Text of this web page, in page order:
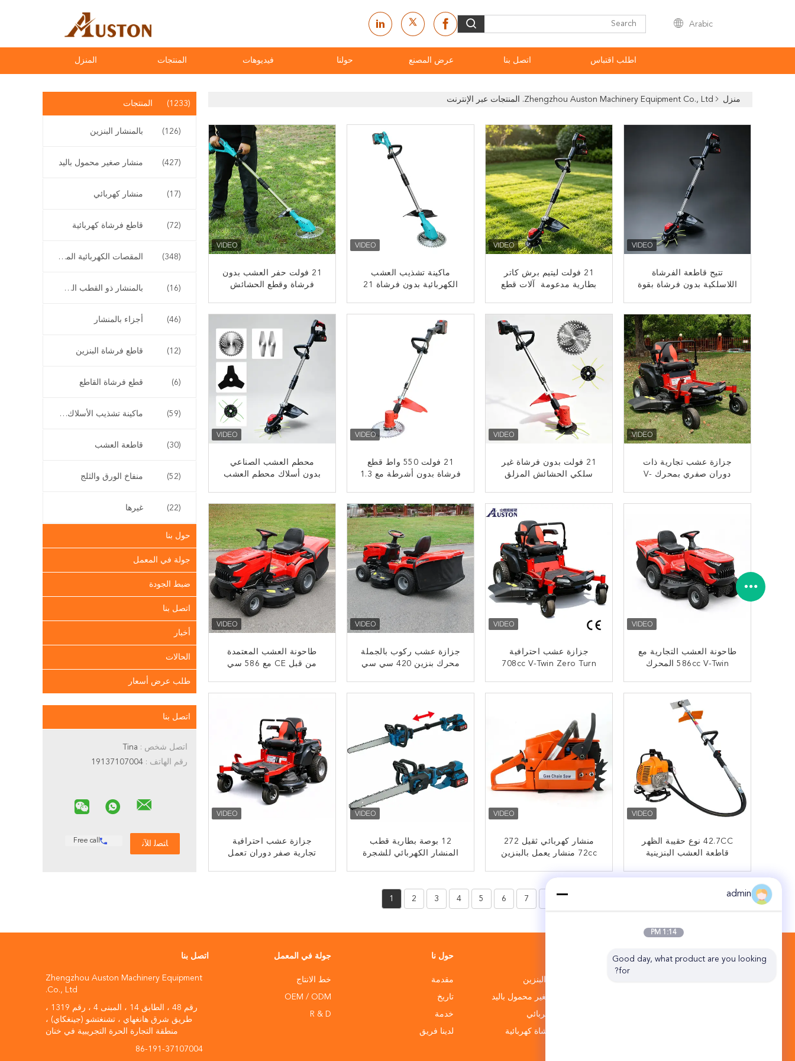
Arabic
المنزل المنتجات فيديوهات حولنا عرض المصنع اتصل بنا اطلب اقتباس
المنتجات (1233)
بالمنشار البنزين (126)
منشار صغير محمول باليد (427)
منشار كهربائي (17)
قاطع فرشاة كهربائية (72)
المقصات الكهربائية المقلم (348)
بالمنشار ذو القطب الطويل (16)
أجزاء بالمنشار (46)
قاطع فرشاة البنزين (12)
قطع فرشاة القاطع (6)
ماكينة تشذيب الأسلاك اللاسلكية (59)
قاطعة العشب (30)
منفاخ الورق والثلج (52)
غيرها (22)
حول بنا
جولة في المعمل
ضبط الجودة
اتصل بنا
أخبار
الحالات
طلب عرض أسعار
اتصل بنا
اتصل شخص :
رقم الهاتف :
Free call
منزل Zhengzhou Auston Machinery Equipment Co., Ltd. المنتجات عبر الإنترنت
21 فولت حفر العشب بدون
فرشاة وقطع الحشائش
ﺎﺘﺼﻟ ﺍﻶﻧ
ماكينة تشذيب العشب
الكهربائية بدون فرشاة 21
ماكينة تشذيب كهربائية
لاسلكية للتحكم بيد واحدة
ﺎﺘﺼﻟ ﺍﻶﻧ
21 فولت ليتيم برش كاتر
بطارية مدعومة ️ آلات قطع
فرش للعشب والفرشاة
ﺎﺘﺼﻟ ﺍﻶﻧ
تتيح قاطعة الفرشاة
اللاسلكية بدون فرشاة بقوة
التوجيه بيد واحدة - مما
يسهل المناورة حول الأشجار
والزوايا.
ﺎﺘﺼﻟ ﺍﻶﻧ
محطم العشب الصناعي
بدون أسلاك محطم العشب
تعمل بالفرشاة
ﺎﺘﺼﻟ ﺍﻶﻧ
21 فولت 550 واط قطع
فرشاة بدون أشرطة مع 1.3
ﺎﺘﺼﻟ ﺍﻶﻧ
21 فولت بدون فرشاة غير
سلكي الحشائش المزلق
الكهربائية حشيش الحديقة
أداة
ﺎﺘﺼﻟ ﺍﻶﻧ
جزازة عشب تجارية ذات
دوران صفري بمحرك V-
صفري
ﺎﺘﺼﻟ ﺍﻶﻧ
طاحونة العشب المعتمدة
من قبل CE مع 586 سي
ﺎﺘﺼﻟ ﺍﻶﻧ
جزازة عشب ركوب بالجملة
محرك بنزين 420 سي سي
ﺎﺘﺼﻟ ﺍﻶﻧ
جزازة عشب احترافية
708cc V-Twin Zero Turn
ﺎﺘﺼﻟ ﺍﻶﻧ
طاحونة العشب التجارية مع
586cc V-Twin المحرك
ﺎﺘﺼﻟ ﺍﻶﻧ
جزازة عشب احترافية
تجارية صفر دوران تعمل
12 بوصة بطارية قطب
المنشار الكهربائي للشجرة
منشار كهربائي ثقيل 272
72cc منشار يعمل بالبنزين
الأشجار الكبيرة
ﺎﺘﺼﻟ ﺍﻶﻧ
42.7CC نوع حقيبة الظهر
قاطعة العشب البنزينية
1 2 3 4 5 6 7
بالمنشار البنزين
منشار صغير محمول باليد
منشار كهربائي
قاطع فرشاة كهربائية
حول نا
مقدمة
تاريخ
خدمة
لدينا فريق
جولة في المعمل
خط الانتاج
OEM / ODM
R & D
اتصل بنا
Zhengzhou Auston Machinery Equipment
Co., Ltd.
رقم 48 ، الطابق 14 ، المبنى 4 ، رقم 1319 ،
طريق شرق هانغهاي ، تشنغتشو (جينغكاي) ،
منطقة التجارة الحرة التجريبية في خنان
86-191-37107004
admin
1:14 PM
Good day, what product are you looking
for?